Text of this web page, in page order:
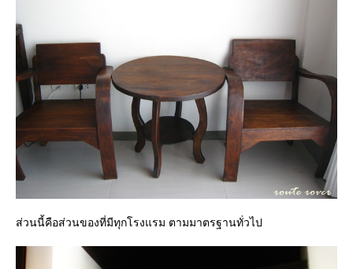
ส่วนนี้คือส่วนของที่มีทุกโรงแรม ตามมาตรฐานทั่วไป